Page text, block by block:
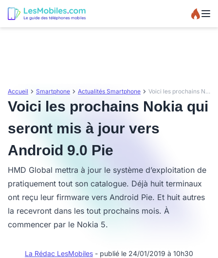
Accueil Smartphone Actualités Smartphone Voici les prochains Nokia qui seront mis à jour vers Android 9.0 Pie
Voici les prochains Nokia qui
seront mis à jour vers
Android 9.0 Pie
HMD Global mettra à jour le système d’exploitation de
pratiquement tout son catalogue. Déjà huit terminaux
ont reçu leur firmware vers Android Pie. Et huit autres
la recevront dans les tout prochains mois. À
commencer par le Nokia 5.
La Rédac LesMobiles - publié le 24/01/2019 à 10h30